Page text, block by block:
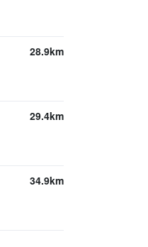
28.9km
29.4km
34.9km